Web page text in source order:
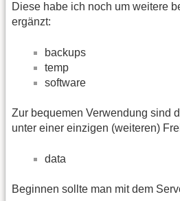
Diese habe ich noch um weitere
ergänzt:
backups
temp
software
Zur bequemen Verwendung sind
unter einer einzigen (weiteren)
data
Beginnen sollte man mit dem